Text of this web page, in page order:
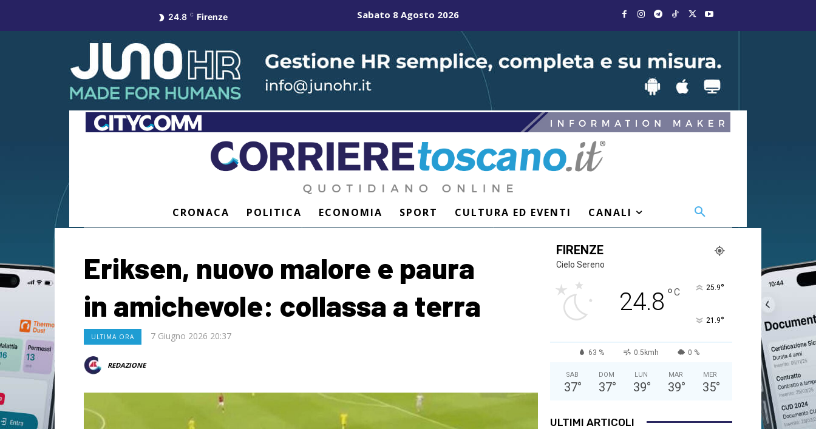
24.8 C Firenze Sabato 8 Agosto 2026
CRONACA POLITICA ECONOMIA SPORT CULTURA ED EVENTI CANALI
Eriksen, nuovo malore e paura
in amichevole: collassa a terra
ULTIMA ORA 7 Giugno 2026 20:37
REDAZIONE
FIRENZE
Cielo Sereno
24.8 °C 25.9°
21.9°
63 % 0.5kmh 0 %
SAB
37°
DOM
37°
LUN
39°
MAR
39°
MER
35°
ULTIMI ARTICOLI